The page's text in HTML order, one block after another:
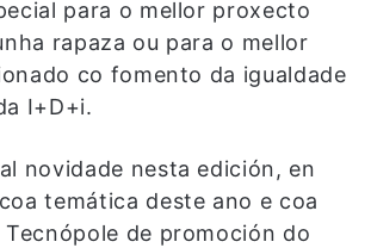
para o mellor proxecto
rapaza ou para o mellor
co fomento da igualdade
I+D+i.
novidade nesta edición, en
temática deste ano e coa
de promoción do